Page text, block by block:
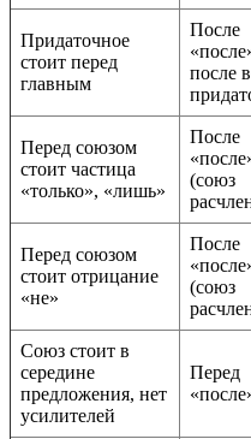
Придаточное
стоит перед
главным
После
после
Перед союзом
стоит частица
«только», «лишь»
После
(союз
Перед союзом
стоит отрицание
«не»
После
(союз
Союз стоит в
середине
предложения, нет
усилителей
Перед